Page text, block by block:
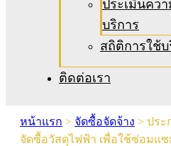
ประเมินคว
บริการ
สถิติการใช้
ติดต่อเรา
หน้าแรก > จัดซื้อจัดจ้าง > ประ
จัดซื้อวัสดุไฟฟ้า เพื่อใช้ซ่อมเเ